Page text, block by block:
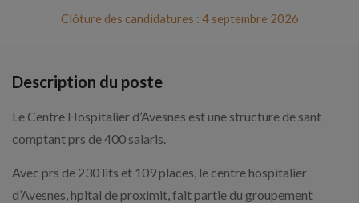
Clôture des candidatures : 4 septembre 2026
Description du poste
Le Centre Hospitalier d’Avesnes est une structure de sant
comptant prs de 400 salaris.
Avec prs de 230 lits et 109 places, le centre hospitalier
d’Avesnes, hpital de proximit, fait partie du groupement